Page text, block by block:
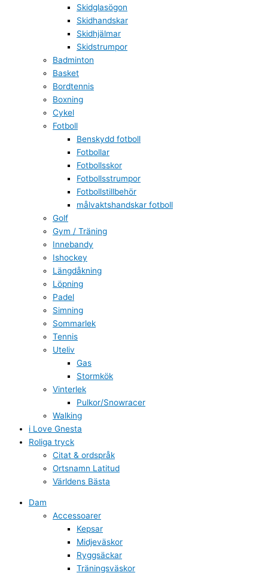
Skidglasögon
Skidhandskar
Skidhjälmar
Skidstrumpor
Badminton
Basket
Bordtennis
Boxning
Cykel
Fotboll
Benskydd fotboll
Fotbollar
Fotbollsskor
Fotbollsstrumpor
Fotbollstillbehör
målvaktshandskar fotboll
Golf
Gym / Träning
Innebandy
Ishockey
Längdåkning
Löpning
Padel
Simning
Sommarlek
Tennis
Uteliv
Gas
Stormkök
Vinterlek
Pulkor/Snowracer
Walking
i Love Gnesta
Roliga tryck
Citat & ordspråk
Ortsnamn Latitud
Världens Bästa
Dam
Accessoarer
Kepsar
Midjeväskor
Ryggsäckar
Träningsväskor